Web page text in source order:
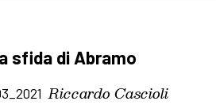
sfida di Abramo
Riccardo Cascioli